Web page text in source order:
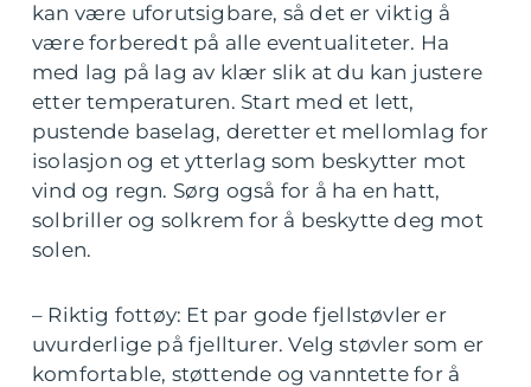
kan være uforutsigbare, så det er viktig å
være forberedt på alle eventualiteter. Ha
med lag på lag av klær slik at du kan justere
etter temperaturen. Start med et lett,
pustende baselag, deretter et mellomlag for
isolasjon og et ytterlag som beskytter mot
vind og regn. Sørg også for å ha en hatt,
solbriller og solkrem for å beskytte deg mot
solen.
– Riktig fottøy: Et par gode fjellstøvler er
uvurderlige på fjellturer. Velg støvler som er
komfortable, støttende og vanntette for å